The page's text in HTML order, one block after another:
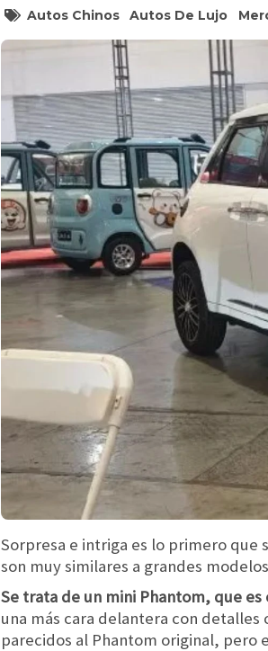
Autos Chinos Autos De Lujo
Sorpresa e intriga es lo primero que
son muy similares a grandes
Se trata de un mini Phantom, que es
una más cara delantera con
parecidos al Phantom original,